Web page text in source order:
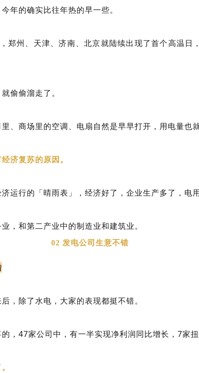
年的确实比往年热的早一些。
郑州、天津、济南、北京就陆续出现了首个高温日
偷偷溜走了。
、商场里的空调、电扇自然是早早打开，用电量也就
济复苏的原因。
运行的「晴雨表」，经济好了，企业生产多了，电
，和第二产业中的制造业和建筑业。
02 发电公司生意不错
，除了水电，大家的表现都挺不错。
，47家公司中，有一半实现净利润同比增长，7家扭